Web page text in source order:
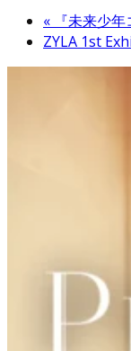
« 『未来少
ZYLA 1st